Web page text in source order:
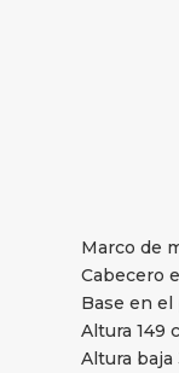
Marco de
Cabecero
Base en
Altura 149
Altura baja